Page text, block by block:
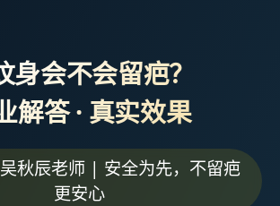
身会不会留疤？
解答 · 真实效果
秋辰老师 | 安全为先，不留疤
更安心